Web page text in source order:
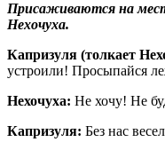
Присаживаются на
Нехочуха.
Капризуля (толкает
устроили! Просыпайся
Нехочуха: Не хочу! Не
Капризуля: Без нас